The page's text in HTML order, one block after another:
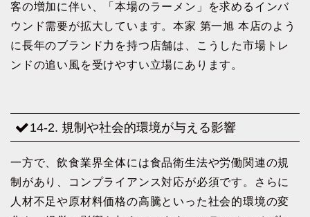
客の増加に伴い、「本場のラーメン」を求めるインバ
ウンド需要が拡大しています。本家 第一旭 本店のよう
に長年のブランド力を持つ店舗は、こうした市場トレ
ンドの追い風を受けやすい立場にあります。
14-2. 規制や社会的環境が与える影響
一方で、飲食業界全体には食品衛生法や労働関連の規
制があり、コンプライアンス対応が必須です。さらに
人材不足や原材料価格の高騰といった社会的環境の変